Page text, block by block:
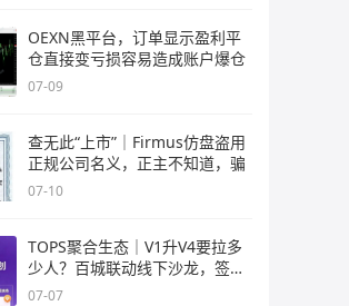
OEXN黑平台，订单显示盈利平
仓直接变亏损容易造成账户爆仓
07-09
查无此“上市”｜Firmus仿盘盗用
正规公司名义，正主不知道，骗
07-10
TOPS聚合生态｜V1升V4要拉多
少人？百城联动线下沙龙，签的
是业
07-07